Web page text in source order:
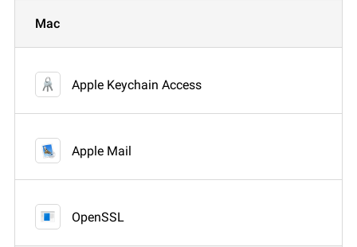
Mac
Apple Keychain Access
Apple Mail
OpenSSL